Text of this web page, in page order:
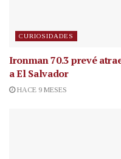
CURIOSIDADES
Ironman 70.3 prevé
a El Salvador
HACE 9 MESES